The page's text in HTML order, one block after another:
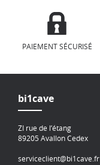
PAIEMENT SÉCURISÉ
bi1cave
ZI rue de l’étang
89205 Avallon Cedex
serviceclient@bi1cave.fr